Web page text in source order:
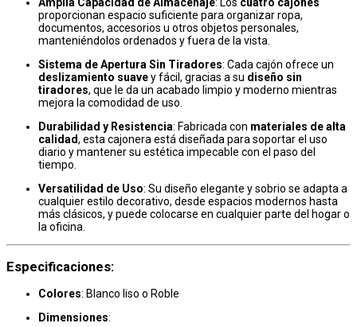
proporcionan espacio suficiente para organizar ropa,
documentos, accesorios u otros objetos personales,
manteniéndolos ordenados y fuera de la vista.
Sistema de Apertura Sin Tiradores: Cada cajón ofrece un
deslizamiento suavey fácil, gracias a su diseño sin
tiradores, que le da un acabado limpio y moderno mientras
mejora la comodidad de uso.
Durabilidad y Resistencia: Fabricada con materiales de alta
calidad, esta cajonera está diseñada para soportar el uso
diario y mantener su estética impecable con el paso del
tiempo.
Versatilidad de Uso: Su diseño elegante y sobrio se adapta a
cualquier estilo decorativo, desde espacios modernos hasta
más clásicos, y puede colocarse en cualquier parte del hogar o
la oficina.
Especificaciones:
Colores: Blanco liso o Roble
Dimensiones: